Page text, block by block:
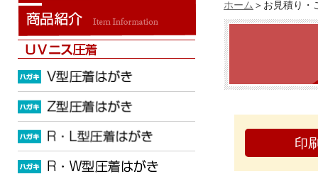
ホーム ＞お見積り・
印